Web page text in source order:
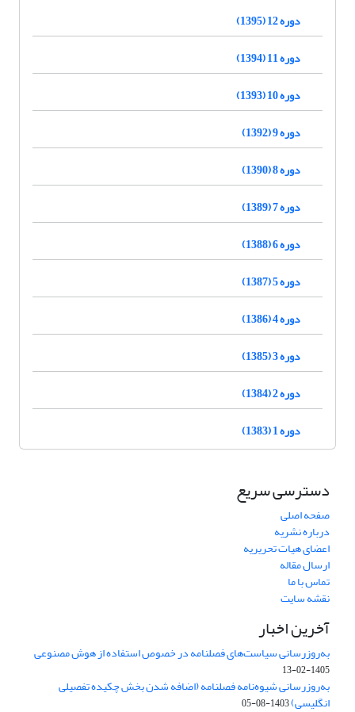
دوره 12 (1395)
دوره 11 (1394)
دوره 10 (1393)
دوره 9 (1392)
دوره 8 (1390)
دوره 7 (1389)
دوره 6 (1388)
دوره 5 (1387)
دوره 4 (1386)
دوره 3 (1385)
دوره 2 (1384)
دوره 1 (1383)
دسترسی سریع
صفحه اصلی
درباره نشریه
اعضای هیات تحریریه
ارسال مقاله
تماس با ما
نقشه سایت
آخرین اخبار
به‌روزرسانی سیاست‌های فصلنامه در خصوص استفاده از هوش مصنوعی
1405-02-13
به‌روزرسانی شیوه‌نامه فصلنامه (اضافه شدن بخش چکیده تفصیلی
انگلیسی)1403-08-05